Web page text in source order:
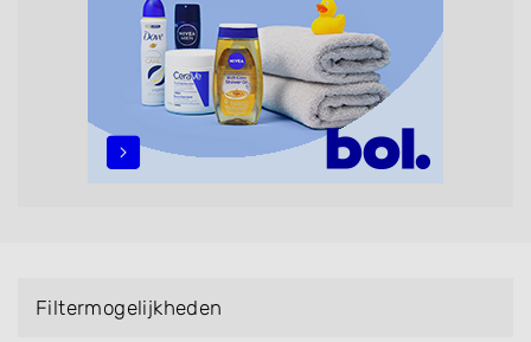
opsteken, weave, een keratinebehandeling, een
permanent, een bruidkapsel, make-up & visagie,
epileren, schoonheidsbehandelingen, het trimmen van
een baard en pruiken. U kunt de zoekresultaten
filteren met behulp van de specialisatie filter en u
Filtermogelijkheden